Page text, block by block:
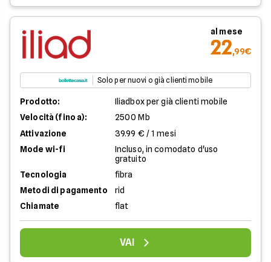
al mese
22,99€
Solo per nuovi o già clienti mobile
Prodotto:
Iliadbox per già clienti mobile
Velocità (fino a):
2500 Mb
Attivazione
39.99 € / 1 mesi
Mode wi-fi
Incluso, in comodato d'uso
gratuito
Tecnologia
fibra
Metodi di pagamento
rid
Chiamate
flat
VAI